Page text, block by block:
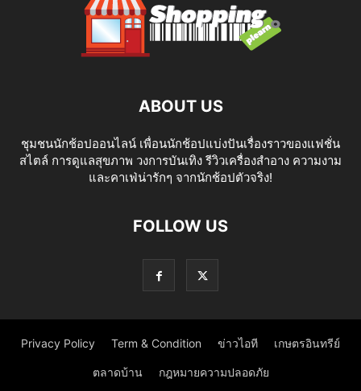
ABOUT US
ชุมชนนักช้อปออนไลน์ เพื่อนนักช้อปแบ่งปันเรื่องราวของแฟชั่น
สไตล์ การดูแลสุขภาพ วงการบันเทิง รีวิวเครื่องสำอาง ความงาม
และคาเฟ่น่ารักๆ จากนักช้อปตัวจริง!
FOLLOW US
Privacy Policy Term & Condition ข่าวไอที เกษตรอินทรีย์
ตลาดบ้าน กฎหมายความปลอดภัย